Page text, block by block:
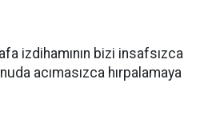
izdihamının bizi insafsızca
acımasızca hırpalamaya